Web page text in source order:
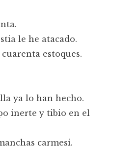
le he atacado.
estoques.
ya lo han hecho.
inerte y tibio en el
carmesi.